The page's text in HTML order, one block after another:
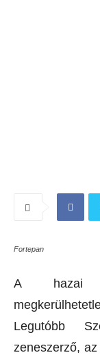
Fortepan
A hazai
Legutóbb
zeneszerző,